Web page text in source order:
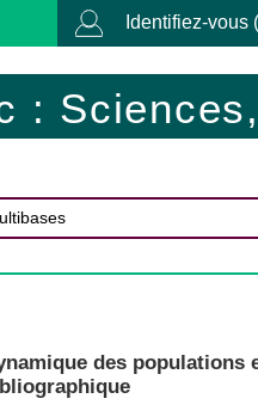
Identifiez-vous
:
des populations